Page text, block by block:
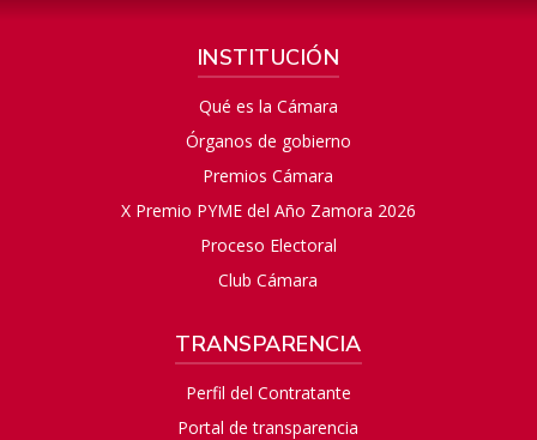
INSTITUCIÓN
Qué es la Cámara
Órganos de gobierno
Premios Cámara
X Premio PYME del Año Zamora 2026
Proceso Electoral
Club Cámara
TRANSPARENCIA
Perfil del Contratante
Portal de transparencia